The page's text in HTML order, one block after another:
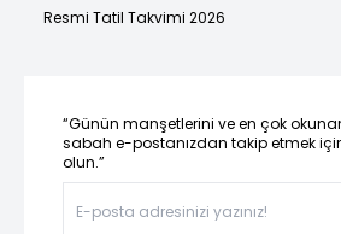
Resmi Tatil Takvimi 2026
“Günün manşetlerini ve en çok
sabah e-postanızdan takip etmek
olun.”